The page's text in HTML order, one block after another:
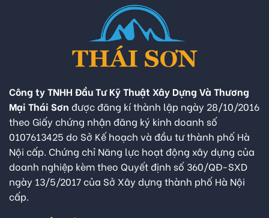
Công ty TNHH Đầu Tư Kỹ Thuật Xây Dựng Và Thương
Mại Thái Sơn được đăng kí thành lập ngày 28/10/2016
theo Giấy chứng nhận đăng ký kinh doanh số
0107613425 do Sở Kế hoạch và đầu tư thành phố Hà
Nội cấp. Chứng chỉ Năng lực hoạt động xây dựng của
doanh nghiệp kèm theo Quyết định số 360/QĐ-SXD
ngày 13/5/2017 của Sở Xây dựng thành phố Hà Nội
cấp.